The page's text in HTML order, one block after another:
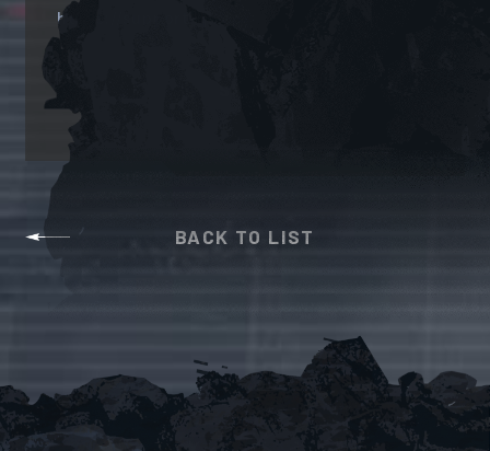
https://support-qa.eplus.jp/
BACK TO LIST